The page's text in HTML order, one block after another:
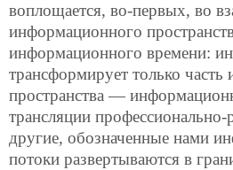
воплощается, во-первых, во
информационного
информационного времени:
трансформирует только
пространства —
трансляции профессионально-
другие, обозначенные нами
потоки развертываются в